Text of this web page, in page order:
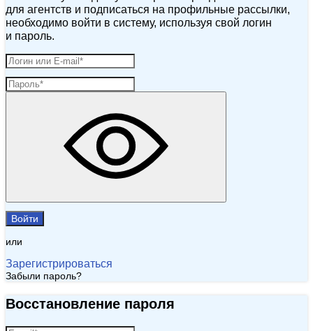
для агентств и подписаться на профильные рассылки,
необходимо войти в систему, используя свой логин
и пароль.
Войти
или
Зарегистрироваться
Забыли пароль?
Восстановление пароля